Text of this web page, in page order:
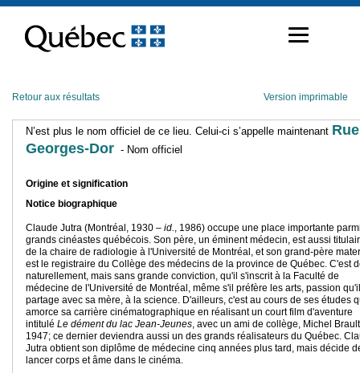
contenu
Retour aux résultats Version imprimable
N’est plus le nom officiel de ce lieu. Celui-ci s’appelle maintenant Rue
Georges-Dor - Nom officiel
Origine et signification
Notice biographique
Claude Jutra (Montréal, 1930 – id., 1986) occupe une place importante
grands cinéastes québécois. Son père, un éminent médecin, est aussi
de la chaire de radiologie à l'Université de Montréal, et son grand-père
est le registraire du Collège des médecins de la province de Québec. C'est
naturellement, mais sans grande conviction, qu'il s'inscrit à la Faculté de
médecine de l'Université de Montréal, même s'il préfère les arts, passion qu'il
partage avec sa mère, à la science. D'ailleurs, c'est au cours de ses études
amorce sa carrière cinématographique en réalisant un court film d'aventure
intitulé Le dément du lac Jean-Jeunes, avec un ami de collège, Michel
1947; ce dernier deviendra aussi un des grands réalisateurs du Québec.
Jutra obtient son diplôme de médecine cinq années plus tard, mais décide
lancer corps et âme dans le cinéma.